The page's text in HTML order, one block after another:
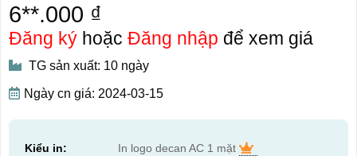
6**.000 ₫
Đăng kýhoặc Đăng nhập để xem giá
TG sản xuất: 10 ngày
Ngày cn giá: 2024-03-15
Kiểu in: In logo decan AC 1 mặt